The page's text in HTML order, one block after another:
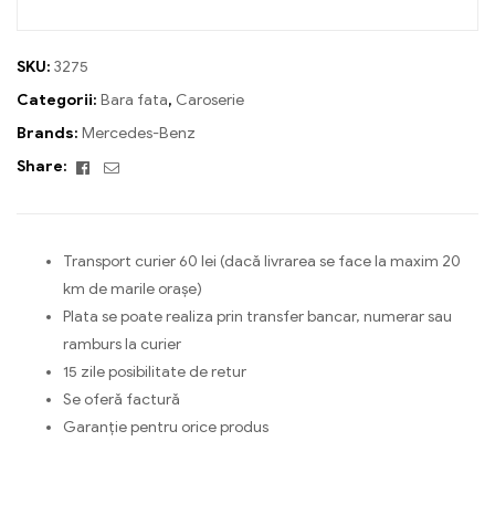
SKU: 3275
Categorii: Bara fata, Caroserie
Brands: Mercedes-Benz
Share:
Facebook
Email
Transport curier 60 lei (dacă livrarea se face la maxim 20
km de marile orașe)
Plata se poate realiza prin transfer bancar, numerar sau
ramburs la curier
15 zile posibilitate de retur
Se oferă factură
Garanție pentru orice produs